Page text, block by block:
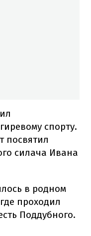
спорту.
посвятил
силача Ивана
в родном
проходил
Поддубного.